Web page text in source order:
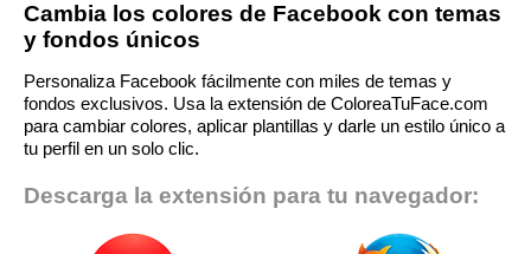
Cambia los colores de Facebook con temas
y fondos únicos
Personaliza Facebook fácilmente con miles de temas y
fondos exclusivos. Usa la extensión de ColoreaTuFace.com
para cambiar colores, aplicar plantillas y darle un estilo único a
tu perfil en un solo clic.
Descarga la extensión para tu navegador: